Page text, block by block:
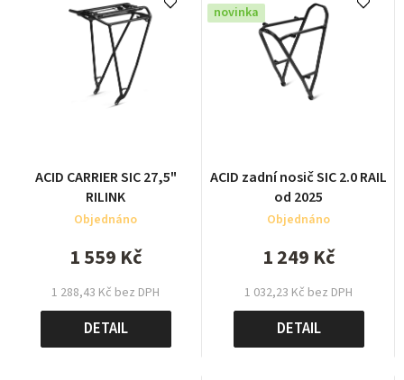
ACID CARRIER SIC 27,5"
RILINK
Objednáno
1 288,43 Kč bez DPH
1 559 Kč
DETAIL
novinka
ACID zadní nosič SIC 2.0 RAIL
od 2025
Objednáno
1 032,23 Kč bez DPH
1 249 Kč
DETAIL